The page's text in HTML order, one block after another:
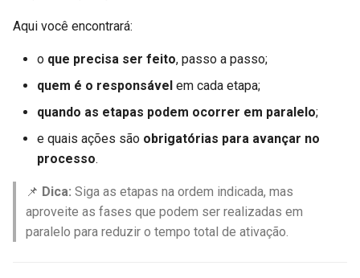
q
i
Como receber evento do
Como fazer chamadas de
Gerenciamento do cliente
O que você precisa fazer:
2. Formulário de Onboarding
Responsável: Cliente
3. Criação da WABA
(WhatsApp Business
Account)
Responsável: Serpro e
Exemplos de payloads
Categorização de modelos
Criação de modelos
Flows
Aqui você encontrará:
o que precisa ser feito, passo a passo;
quem é o responsável em cada etapa;
quando as etapas podem ocorrer em paralelo;
e quais ações são obrigatórias para avançar no
processo.
📌 Dica: Siga as etapas na ordem indicada, mas
aproveite as fases que podem ser realizadas em
paralelo para reduzir o tempo total de ativação.